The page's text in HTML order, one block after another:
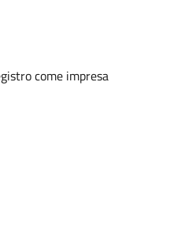
come impresa